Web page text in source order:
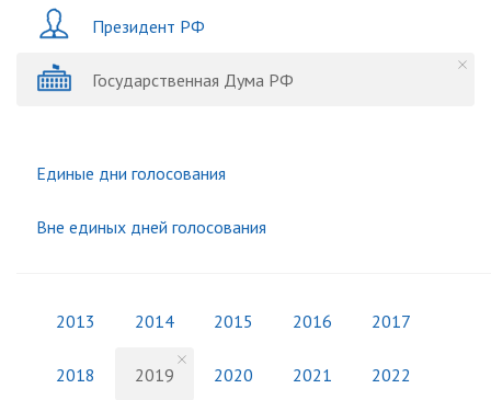
Президент РФ
Государственная Дума РФ
Единые дни голосования
Вне единых дней голосования
2013 2014 2015 2016 2017
2018 2019 2020 2021 2022